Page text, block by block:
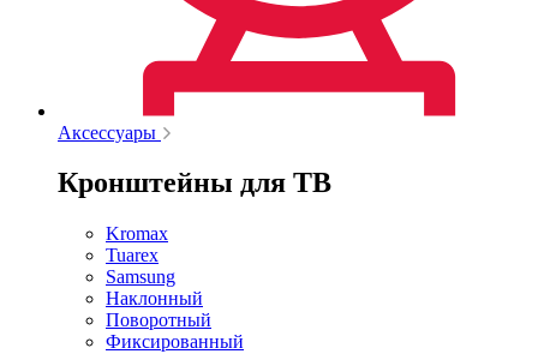
Аксессуары
Кронштейны для ТВ
Kromax
Tuarex
Samsung
Наклонный
Поворотный
Фиксированный